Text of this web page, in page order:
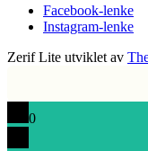
Facebook-lenke
Instagram-lenke
Zerif Lite utviklet av
0